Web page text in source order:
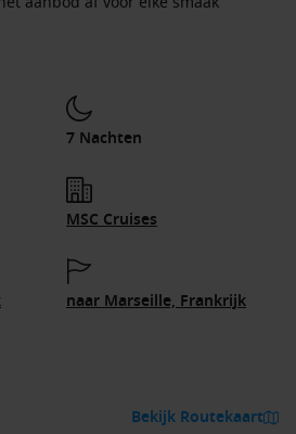
7 Nachten
MSC Cruises
naar Marseille, Frankrijk
Bekijk Routekaart